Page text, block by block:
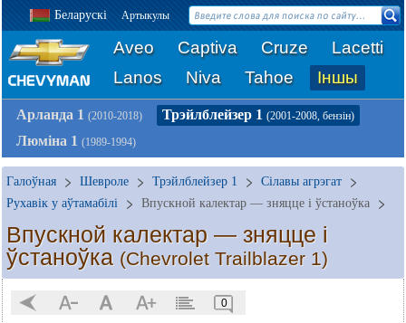
Беларускі Артыкулы
Aveo Captiva Cruze
Lacetti
Lanos
Niva Tahoe Іншы
Арланда 1 (2010-2018) Трэйлблейзер 1 (2001-2008, бензін)
Люміна 1 (1989-1994)
Галоўная Шевроле Трэйлблейзер 1
Сілавы агрэгат
Рухавік у аўтамабілі
Впускной калектар — зняцце і ўстаноўка
Впускной калектар — зняцце і
ўстаноўка (Chevrolet Trailblazer 1)
0